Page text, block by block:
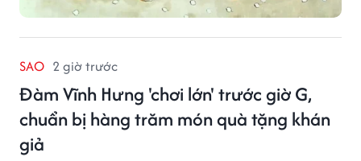
SAO 2 giờ trước
Đàm Vĩnh Hưng 'chơi lớn' trước giờ G,
chuẩn bị hàng trăm món quà tặng khán
giả